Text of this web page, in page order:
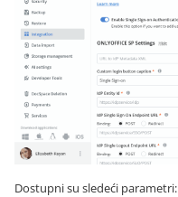
Dostupni su sledeći parametri: